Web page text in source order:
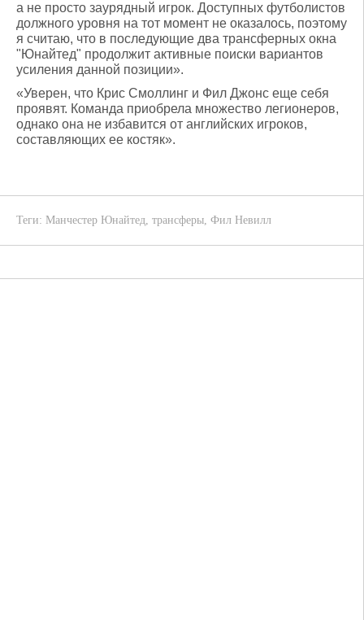
а не просто заурядный игрок. Доступных футболистов
должного уровня на тот момент не оказалось, поэтому
я считаю, что в последующие два трансферных окна
"Юнайтед" продолжит активные поиски вариантов
усиления данной позиции».
«Уверен, что Крис Смоллинг и Фил Джонс еще себя
проявят. Команда приобрела множество легионеров,
однако она не избавится от английских игроков,
составляющих ее костяк».
Теги: Манчестер Юнайтед, трансферы, Фил Невилл